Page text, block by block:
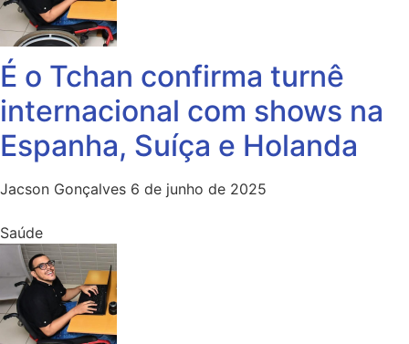
É o Tchan confirma turnê
internacional com shows na
Espanha, Suíça e Holanda
Jacson Gonçalves 6 de junho de 2025
Saúde